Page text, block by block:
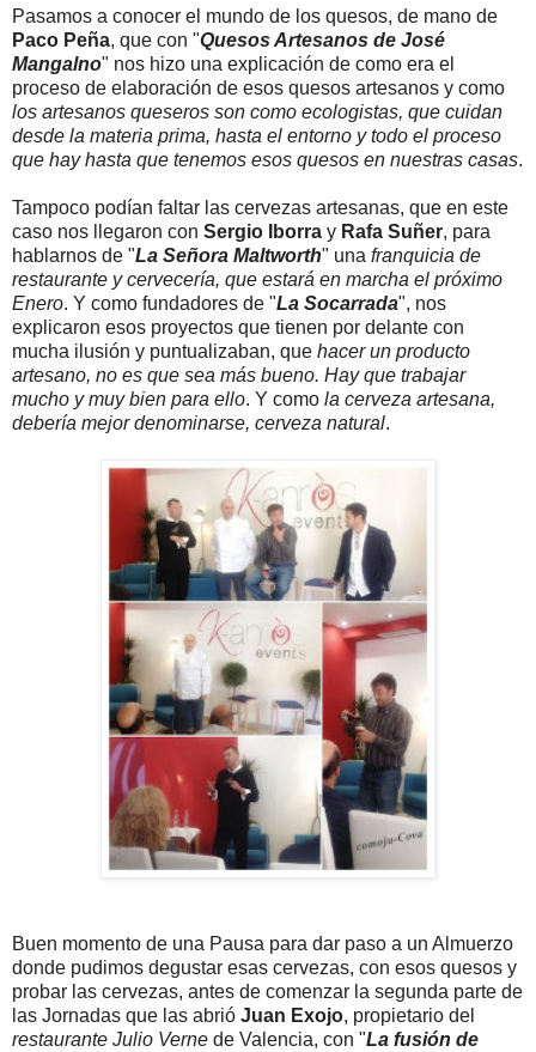
Pasamos a conocer el mundo de los quesos, de mano de
Paco Peña, que con "Quesos Artesanos de José
Mangalno" nos hizo una explicación de como era el
proceso de elaboración de esos quesos artesanos y como
los artesanos queseros son como ecologistas, que cuidan
desde la materia prima, hasta el entorno y todo el proceso
que hay hasta que tenemos esos quesos en nuestras casas.
Tampoco podían faltar las cervezas artesanas, que en este
caso nos llegaron con Sergio Iborra y Rafa Suñer, para
hablarnos de "La Señora Maltworth" una franquicia de
restaurante y cervecería, que estará en marcha el próximo
Enero. Y como fundadores de "La Socarrada", nos
explicaron esos proyectos que tienen por delante con
mucha ilusión y puntualizaban, que hacer un producto
artesano, no es que sea más bueno. Hay que trabajar
mucho y muy bien para ello. Y como la cerveza artesana,
debería mejor denominarse, cerveza natural.
Buen momento de una Pausa para dar paso a un Almuerzo
donde pudimos degustar esas cervezas, con esos quesos y
probar las cervezas, antes de comenzar la segunda parte de
las Jornadas que las abrió Juan Exojo, propietario del
restaurante Julio Verne de Valencia, con "La fusión de